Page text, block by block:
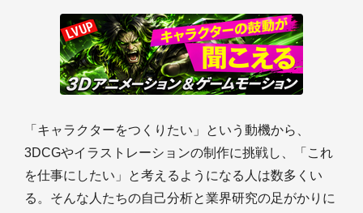
「キャラクターをつくりたい」という動機から、
3DCGやイラストレーションの制作に挑戦し、「これ
を仕事にしたい」と考えるようになる人は数多くい
る。そんな人たちの自己分析と業界研究の足がかりに